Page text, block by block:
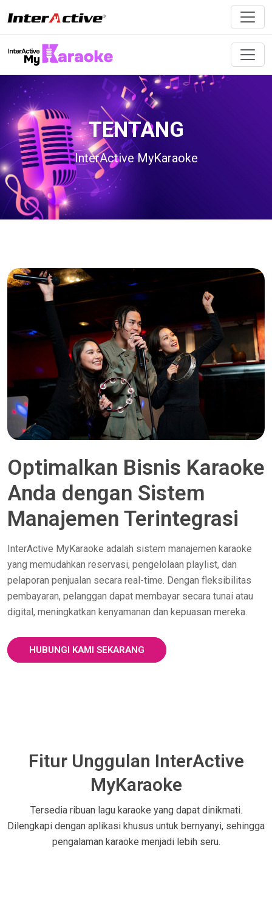
TENTANG
InterActive MyKaraoke
Optimalkan Bisnis Karaoke
Anda dengan Sistem
Manajemen Terintegrasi
InterActive MyKaraoke adalah sistem manajemen karaoke
yang memudahkan reservasi, pengelolaan playlist, dan
pelaporan penjualan secara real-time. Dengan fleksibilitas
pembayaran, pelanggan dapat membayar secara tunai atau
digital, meningkatkan kenyamanan dan kepuasan mereka.
HUBUNGI KAMI SEKARANG
Fitur Unggulan InterActive
MyKaraoke
Tersedia ribuan lagu karaoke yang dapat dinikmati.
Dilengkapi dengan aplikasi khusus untuk bernyanyi, sehingga
pengalaman karaoke menjadi lebih seru.